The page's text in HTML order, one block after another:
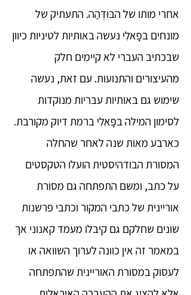
אחרי מותו של הבּוּדְּהַה. התעתיק של
מונחים בפָּאלִי נעשה באותיות לטיניות כיוון
שבכתיב העברי לא קיימים חלק
מהעיצורים והתנועות. עם זאת, נעשה
שימוש גם באותיות עבריות מנוקדות
לסימון המילה בפָּאלִי ברמת דיוק מקורבת.
כארבע מאות שנה לאחר שהחלה
המסורת הבודהיסטית הועלו הטקסטים
על כתב, ומשם התפתחה גם מסורת
אוריינית של כתבי המקור וכתבי פרשנות
שונים שחלקם גם קיבלו מעמד קאנוני אך
במאמר זה אין כוונה לערוך השוואה או
לעסוק במסורת האוריינית שהתפתחה